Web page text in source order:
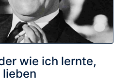
wie ich lernte,
lieben